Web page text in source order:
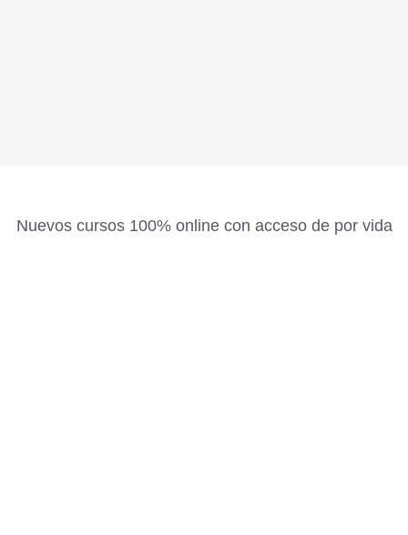
Nuevos cursos 100% online con acceso de por vida